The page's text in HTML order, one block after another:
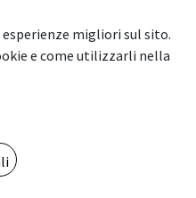
TR2 INK POUCH BLACK
500CC
migliori sul sito.
e come utilizzarli nella